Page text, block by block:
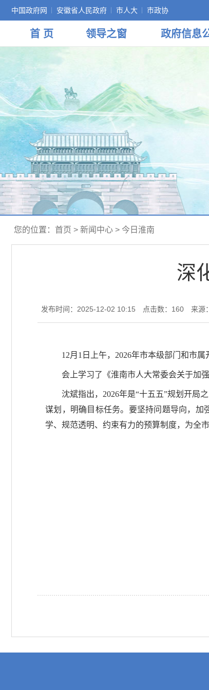
中国政府网 安徽省人民政府 市人大 市政协
首 页 领导之窗 政府信息
您的位置： 首页 > 新闻中心 > 今日淮南
深
发布时间：2025-12-02 10:15 点击数： 160 来源
12月1日上午，2026年市本级部门和市
会上学习了《淮南市人大常委会关于加
沈斌指出，2026年是“十五五”规划开局
谋划，明确目标任务。要坚持问题导向，加
学、规范透明、约束有力的预算制度，为全